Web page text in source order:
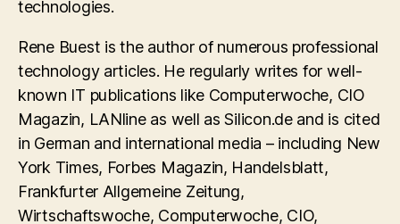
technologies.
Rene Buest is the author of numerous professional
technology articles. He regularly writes for well-
known IT publications like Computerwoche, CIO
Magazin, LANline as well as Silicon.de and is cited
in German and international media – including New
York Times, Forbes Magazin, Handelsblatt,
Frankfurter Allgemeine Zeitung,
Wirtschaftswoche, Computerwoche, CIO,